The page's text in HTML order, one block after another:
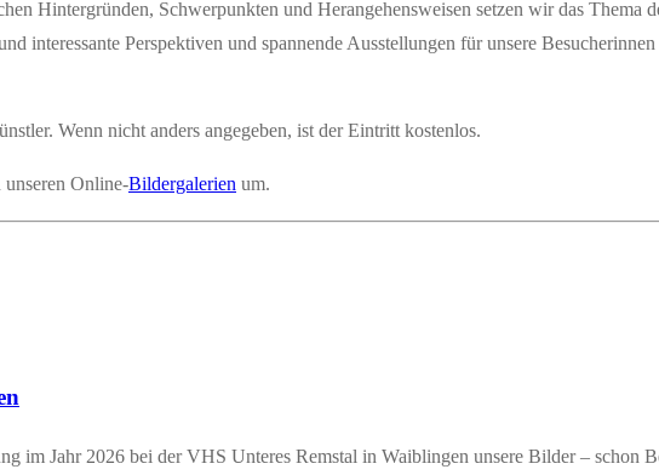
Hin­ter­grün­den, Schwer­punk­ten und Her­an­ge­hens­wei­sen set­zen wir das The­ma
inter­es­san­te Per­spek­ti­ven und span­nen­de Aus­stel­lun­gen für unse­re Besu­che­rin­nen
Wenn nicht anders ange­ge­ben, ist der Ein­tritt kostenlos.
Online-Bil­der­ga­le­rien um.
im Jahr 2026 bei der VHS Unte­res Rems­tal in Waib­lin­gen unse­re Bil­der – schon